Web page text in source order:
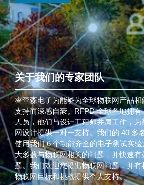
关于我们的专家团队
睿查森电子为能够为全球物联网产品
支持而深感自豪。RFPD 全球各地拥有
人员，他们与设计工程师并肩工作，
网设计提供一对一支持。我们的 40 多
使用我们 6 个功能齐全的电子测试实
大多数与物联网相关的问题，并快速有
题。我们欢迎您提出物联网问题，并有
物联网目标和挑战提供个人支持。